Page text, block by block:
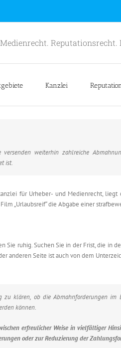
Reputationsrecht.
Kanzlei
versenden weiterhin zahlreiche
ist.
für Urheber- und Medienrecht,
„Urlaubsreif“ die Abgabe einer
Sie ruhig. Suchen Sie in der Frist, die in
anderen Seite ist auch von dem
zu klären, ob die Abmahnforderungen
können.
erfreulicher Weise in vielfältiger
oder zur Reduzierung der